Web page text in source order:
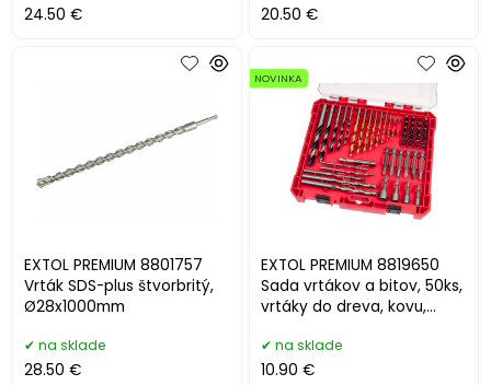
24.50 € 20.50 €
EXTOL PREMIUM 8801757
Vrták SDS-plus štvorbritý,
Ø28x1000mm
na sklade
28.50 €
EXTOL PREMIUM 8819650
Sada vrtákov a bitov, 50ks,
vrtáky do dreva, kovu,
NOVINKA
na sklade
10.90 €